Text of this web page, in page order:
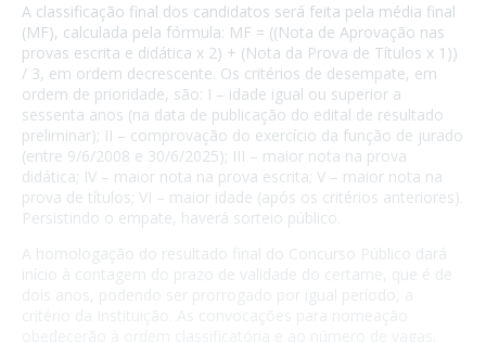
A classificação final dos candidatos será feita pela média final
(MF), calculada pela fórmula: MF = ((Nota de Aprovação nas
provas escrita e didática x 2) + (Nota da Prova de Títulos x 1))
/ 3, em ordem decrescente. Os critérios de desempate, em
ordem de prioridade, são: I – idade igual ou superior a
sessenta anos (na data de publicação do edital de resultado
preliminar); II – comprovação do exercício da função de jurado
(entre 9/6/2008 e 30/6/2025); III – maior nota na prova
didática; IV – maior nota na prova escrita; V – maior nota na
prova de títulos; VI – maior idade (após os critérios anteriores).
Persistindo o empate, haverá sorteio público.
A homologação do resultado final do Concurso Público dará
início à contagem do prazo de validade do certame, que é de